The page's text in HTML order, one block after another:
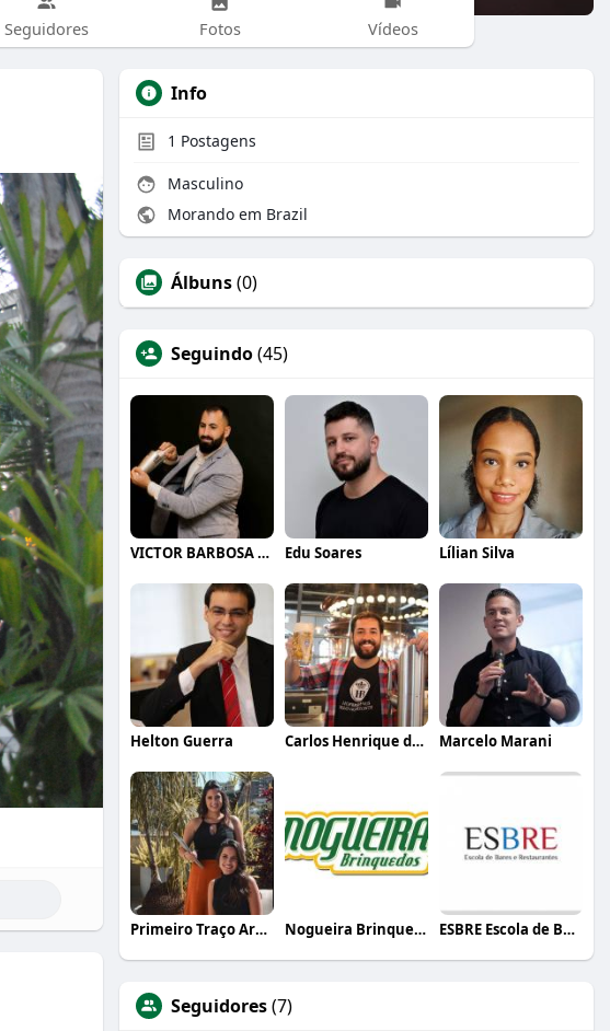
Seguidores Fotos Vídeos
Info
1 Postagens
Masculino
Morando em Brazil
Álbuns(0)
Seguindo(45)
VICTOR BARBOSA QUARANTA Edu Soares Lílian Silva
Helton Guerra Carlos Henrique de Faria Vasconcelos Marcelo Marani
Primeiro Traço Arquitetura Nogueira Brinquedos ESBRE Escola de Bares e Restaurantes
Seguidores(7)